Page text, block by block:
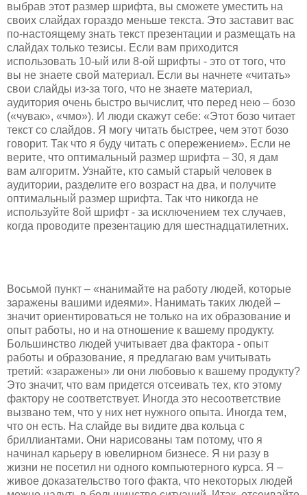
выбрав этот размер шрифта, вы сможете уместить на
своих слайдах гораздо меньше текста. Это заставит вас
по-настоящему знать текст презентации и размещать на
слайдах только тезисы. Если вам приходится
использовать 10-ый или 8-ой шрифты - это от того, что
вы не знаете свой материал. Если вы начнете «читать»
свои слайды из-за того, что не знаете материал,
аудитория очень быстро вычислит, что перед нею – бозо
(«чувак», «чмо»). И люди скажут себе: «Этот бозо читает
текст со слайдов. Я могу читать быстрее, чем этот бозо
говорит. Так что я буду читать с опережением». Если не
верите, что оптимальный размер шрифта – 30, я дам
вам алгоритм. Узнайте, кто самый старый человек в
аудитории, разделите его возраст на два, и получите
оптимальный размер шрифта. Так что никогда не
используйте 8ой шрифт - за исключением тех случаев,
когда проводите презентацию для шестнадцатилетних.
Восьмой пункт – «нанимайте на работу людей, которые
заражены вашими идеями». Нанимать таких людей –
значит ориентироваться не только на их образование и
опыт работы, но и на отношение к вашему продукту.
Большинство людей учитывает два фактора - опыт
работы и образование, я предлагаю вам учитывать
третий: «заражены» ли они любовью к вашему продукту?
Это значит, что вам придется отсеивать тех, кто этому
фактору не соответствует. Иногда это несоответствие
вызвано тем, что у них нет нужного опыта. Иногда тем,
что он есть. На слайде вы видите два кольца с
бриллиантами. Они нарисованы там потому, что я
начинал карьеру в ювелирном бизнесе. Я ни разу в
жизни не посетил ни одного компьютерного курса. Я –
живое доказательство того факта, что некоторых людей